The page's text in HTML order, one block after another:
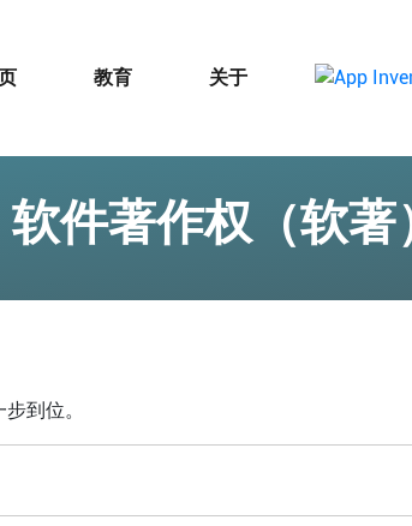
教育 关于
件著作权（软
到位。